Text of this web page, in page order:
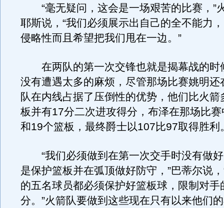
“毫无疑问，这会是一场艰苦的比赛，”
耶斯说，“我们必须展示出自己的全不能力
侵略性而且希望把我们甩在一边。”
在两队的第一次交锋也就是揭幕战的时
没有遭遇太多的麻烦，尽管那场比赛姚明还
队在内线占据了压倒性的优势，他们比火
板并有17分二次进攻得分，布泽在那场比
和19个篮板，最终爵士以107比97取得胜利
“我们必须做到在第一次交手时没有做好
是保护篮板并在弧顶做好防守，”巴蒂尔说
的五名球员都必须保护好篮板球，限制对手
分。”火箭队要做到这些现在只有以来他们